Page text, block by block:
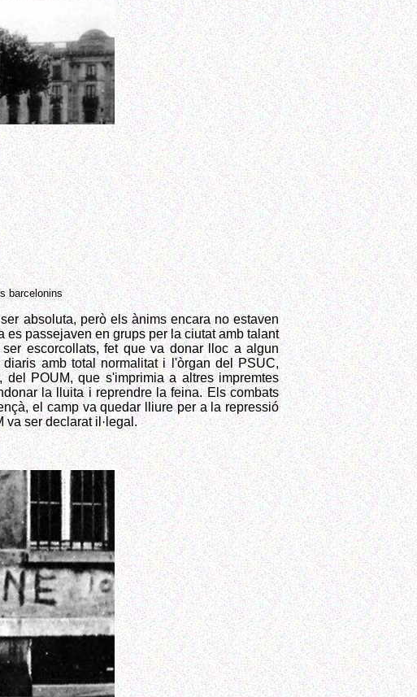
barcelonins
absoluta, però els ànims encara no estaven
passejaven en grups per la ciutat amb talant
escorcollats, fet que va donar lloc a algun
amb total normalitat i l'òrgan del PSUC,
, del POUM, que s'imprimia a altres impremtes
la lluita i reprendre la feina. Els combats
el camp va quedar lliure per a la repressió
ser declarat il·legal.